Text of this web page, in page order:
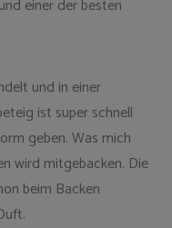
einer der besten
und in einer
ist super schnell
geben. Was mich
wird mitgebacken. Die
beim Backen